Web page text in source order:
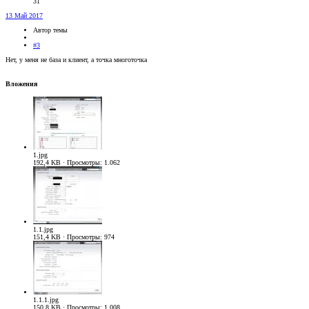
13 Май 2017
Автор темы
#3
Нет, у меня не база и клиент, а точка многоточка
Вложения
1.jpg
192,4 KB · Просмотры: 1.062
1.1.jpg
151,4 KB · Просмотры: 974
1.1.1.jpg
150,8 KB · Просмотры: 1.008